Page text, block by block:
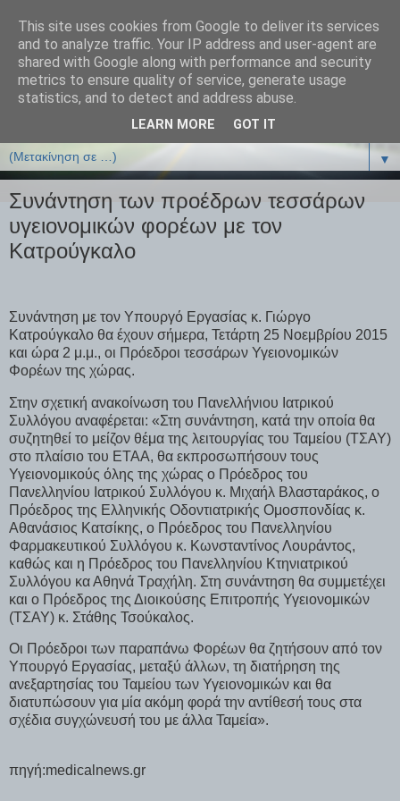
ΒΙΟΛΟΓΙΑonline.gr
Online Μαθήματα Βιολογίας
▼
Συνάντηση των προέδρων τεσσάρων
υγειονομικών φορέων με τον
Κατρούγκαλο
Συνάντηση με τον Υπουργό Εργασίας κ. Γιώργο
Κατρούγκαλο θα έχουν σήμερα, Τετάρτη 25 Νοεμβρίου 2015
και ώρα 2 μ.μ., οι Πρόεδροι τεσσάρων Υγειονομικών
Φορέων της χώρας.
Στην σχετική ανακοίνωση του Πανελλήνιου Ιατρικού
Συλλόγου αναφέρεται: «Στη συνάντηση, κατά την οποία θα
συζητηθεί το μείζον θέμα της λειτουργίας του Ταμείου (ΤΣΑΥ)
στο πλαίσιο του ΕΤΑΑ, θα εκπροσωπήσουν τους
Υγειονομικούς όλης της χώρας ο Πρόεδρος του
Πανελληνίου Ιατρικού Συλλόγου κ. Μιχαήλ Βλασταράκος, ο
Πρόεδρος της Ελληνικής Οδοντιατρικής Ομοσπονδίας κ.
Αθανάσιος Κατσίκης, ο Πρόεδρος του Πανελληνίου
Φαρμακευτικού Συλλόγου κ. Κωνσταντίνος Λουράντος,
καθώς και η Πρόεδρος του Πανελληνίου Κτηνιατρικού
Συλλόγου κα Αθηνά Τραχήλη. Στη συνάντηση θα συμμετέχει
και ο Πρόεδρος της Διοικούσης Επιτροπής Υγειονομικών
(ΤΣΑΥ) κ. Στάθης Τσούκαλος.
Οι Πρόεδροι των παραπάνω Φορέων θα ζητήσουν από τον
Υπουργό Εργασίας, μεταξύ άλλων, τη διατήρηση της
ανεξαρτησίας του Ταμείου των Υγειονομικών και θα
διατυπώσουν για μία ακόμη φορά την αντίθεσή τους στα
σχέδια συγχώνευσή του με άλλα Ταμεία».
πηγή:medicalnews.gr
This site uses cookies from Google to deliver its services
and to analyze traffic. Your IP address and user-agent are
shared with Google along with performance and security
metrics to ensure quality of service, generate usage
statistics, and to detect and address abuse.
LEARN MORE GOT IT